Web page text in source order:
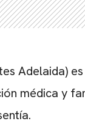
Adelaida)
médica y